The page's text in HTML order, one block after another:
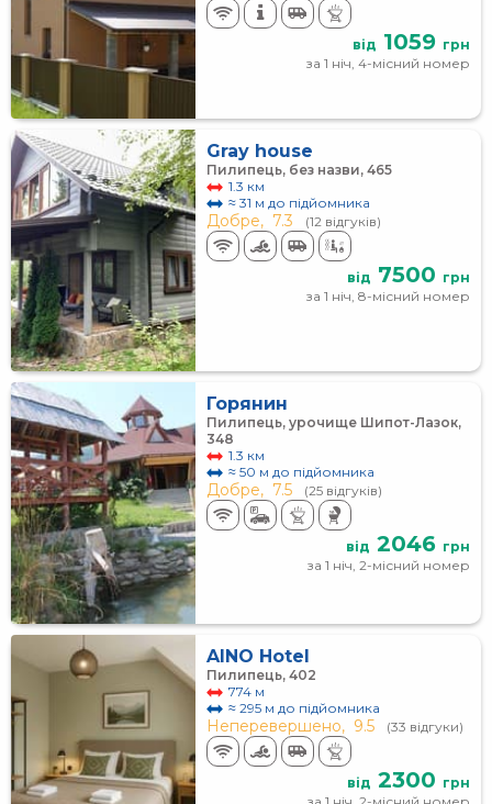
від 1059 грн
за 1 ніч, 4-місний номер
Gray house
Пилипець, без назви, 465
1.3 км
≈ 31 м до підйомника
Добре, 7.3 (12 відгуків)
від 7500 грн
за 1 ніч, 8-місний номер
Горянин
Пилипець, урочище Шипот-Лазок,
348
1.3 км
≈ 50 м до підйомника
Добре, 7.5 (25 відгуків)
від 2046 грн
за 1 ніч, 2-місний номер
AINO Hotel
Пилипець, 402
774 м
≈ 295 м до підйомника
Неперевершено, 9.5 (33 відгуки)
від 2300 грн